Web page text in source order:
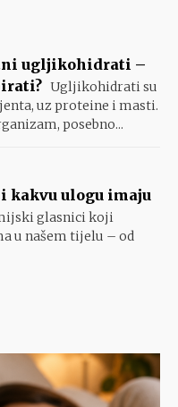
ugljikohidrati –
Ugljikohidrati su
uz proteine i masti.
posebno...
kakvu ulogu imaju
glasnici koji
u našem tijelu – od